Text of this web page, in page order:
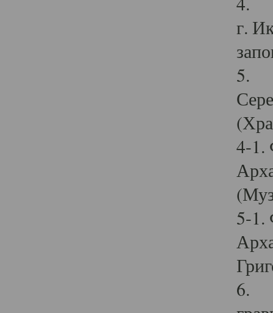
г.
5.
4-1.
5-1.
6.